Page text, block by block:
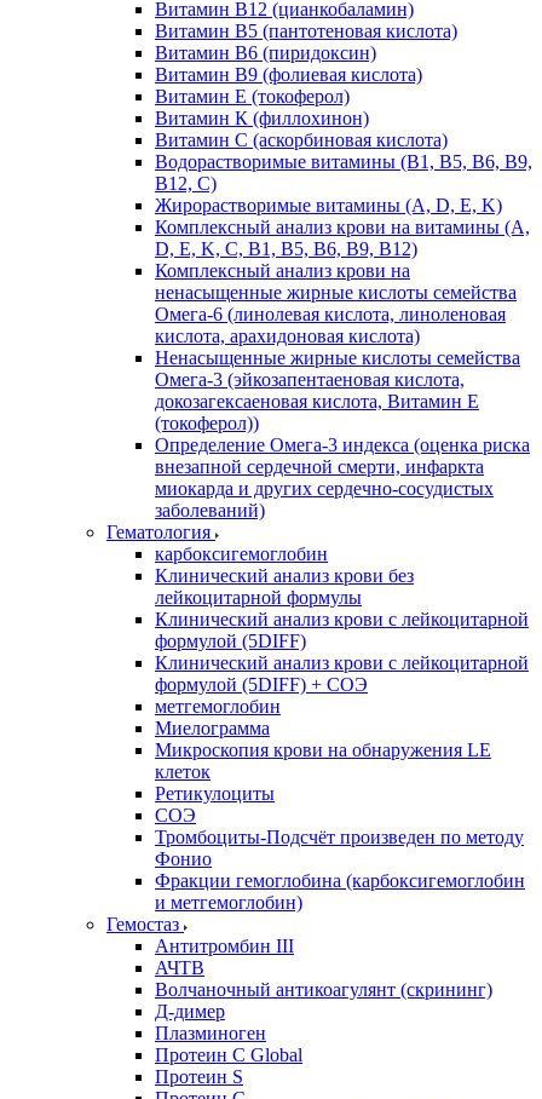
Витамин В12 (цианкобаламин)
Витамин В5 (пантотеновая кислота)
Витамин В6 (пиридоксин)
Витамин В9 (фолиевая кислота)
Витамин Е (токоферол)
Витамин К (филлохинон)
Витамин С (аскорбиновая кислота)
Водорастворимые витамины (B1, B5, B6, В9,
В12, С)
Жирорастворимые витамины (A, D, E, K)
Комплексный анализ крови на витамины (A,
D, E, K, C, B1, B5, B6, В9, B12)
Комплексный анализ крови на
ненасыщенные жирные кислоты семейства
Омега-6 (линолевая кислота, линоленовая
кислота, арахидоновая кислота)
Ненасыщенные жирные кислоты семейства
Омега-3 (эйкозапентаеновая кислота,
докозагексаеновая кислота, Витамин E
(токоферол))
Определение Омега-3 индекса (оценка риска
внезапной сердечной смерти, инфаркта
миокарда и других сердечно-сосудистых
заболеваний)
Гематология
карбоксигемоглобин
Клинический анализ крови без
лейкоцитарной формулы
Клинический анализ крови с лейкоцитарной
формулой (5DIFF)
Клинический анализ крови с лейкоцитарной
формулой (5DIFF) + СОЭ
метгемоглобин
Миелограмма
Микроскопия крови на обнаружения LE
клеток
Ретикулоциты
СОЭ
Тромбоциты-Подсчёт произведен по методу
Фонио
Фракции гемоглобина (карбоксигемоглобин
и метгемоглобин)
Гемостаз
Антитромбин III
АЧТВ
Волчаночный антикоагулянт (скрининг)
Д-димер
Плазминоген
Протеин C Global
Протеин S